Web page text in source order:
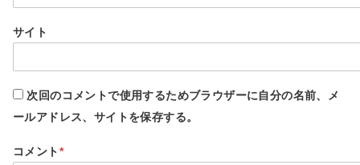
サイト
次回のコメントで使用するためブラウザーに自分の名前、メ
ールアドレス、サイトを保存する。
コメント*